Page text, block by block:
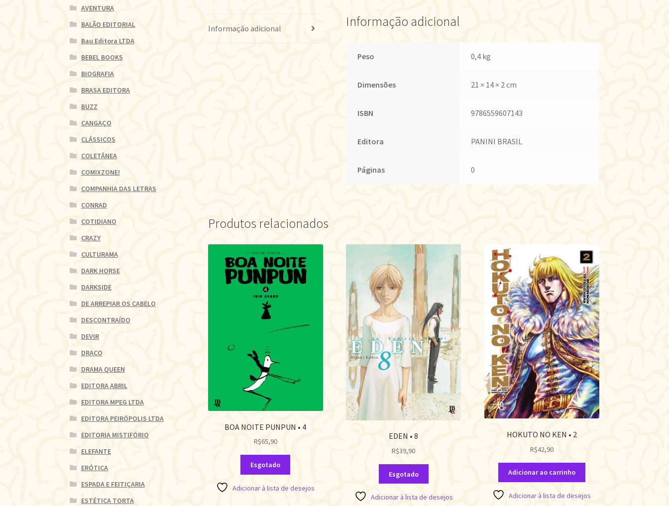
Informação adicional Informação adicional
Peso 0,4 kg
Dimensões 21 × 14 × 2 cm
ISBN 9786559607143
Editora PANINI BRASIL
Páginas 0
Produtos relacionados
BOA NOITE PUNPUN • 4
R$65,90
Esgotado
Adicionar à lista de desejos
EDEN • 8
R$39,90
Esgotado
Adicionar à lista de desejos
HOKUTO NO KEN • 2
R$42,90
Adicionar ao carrinho
Adicionar à lista de desejos
AVENTURA
BALÃO EDITORIAL
Bau Editora LTDA
BEBEL BOOKS
BIOGRAFIA
BRASA EDITORA
BUZZ
CANGAÇO
CLÁSSICOS
COLETÂNEA
COMIXZONE!
COMPANHIA DAS LETRAS
CONRAD
COTIDIANO
CRAZY
CULTURAMA
DARK HORSE
DARKSIDE
DE ARREPIAR OS CABELO
DESCONTRAÍDO
DEVIR
DRACO
DRAMA QUEEN
EDITORA ABRIL
EDITORA MPEG LTDA
EDITORA PEIRÓPOLIS LTDA
EDITORIA MISTIFÓRIO
ELEFANTE
ERÓTICA
ESPADA E FEITIÇARIA
ESTÉTICA TORTA